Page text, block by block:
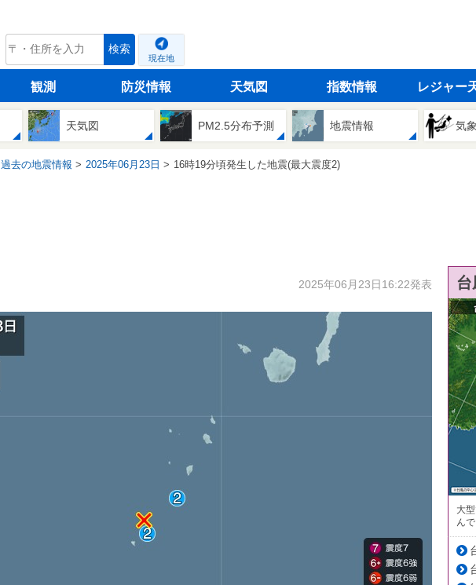
tenki.jp 検索
現在地
観測 防災情報 天気図 指数情報 レジャー
天気図 PM2.5分布予測 地震情報 気
過去の地震情報 2025年06月23日 16時19分頃発生した地震(最大震度2)
2025年06月23日16:22発表
大
ん